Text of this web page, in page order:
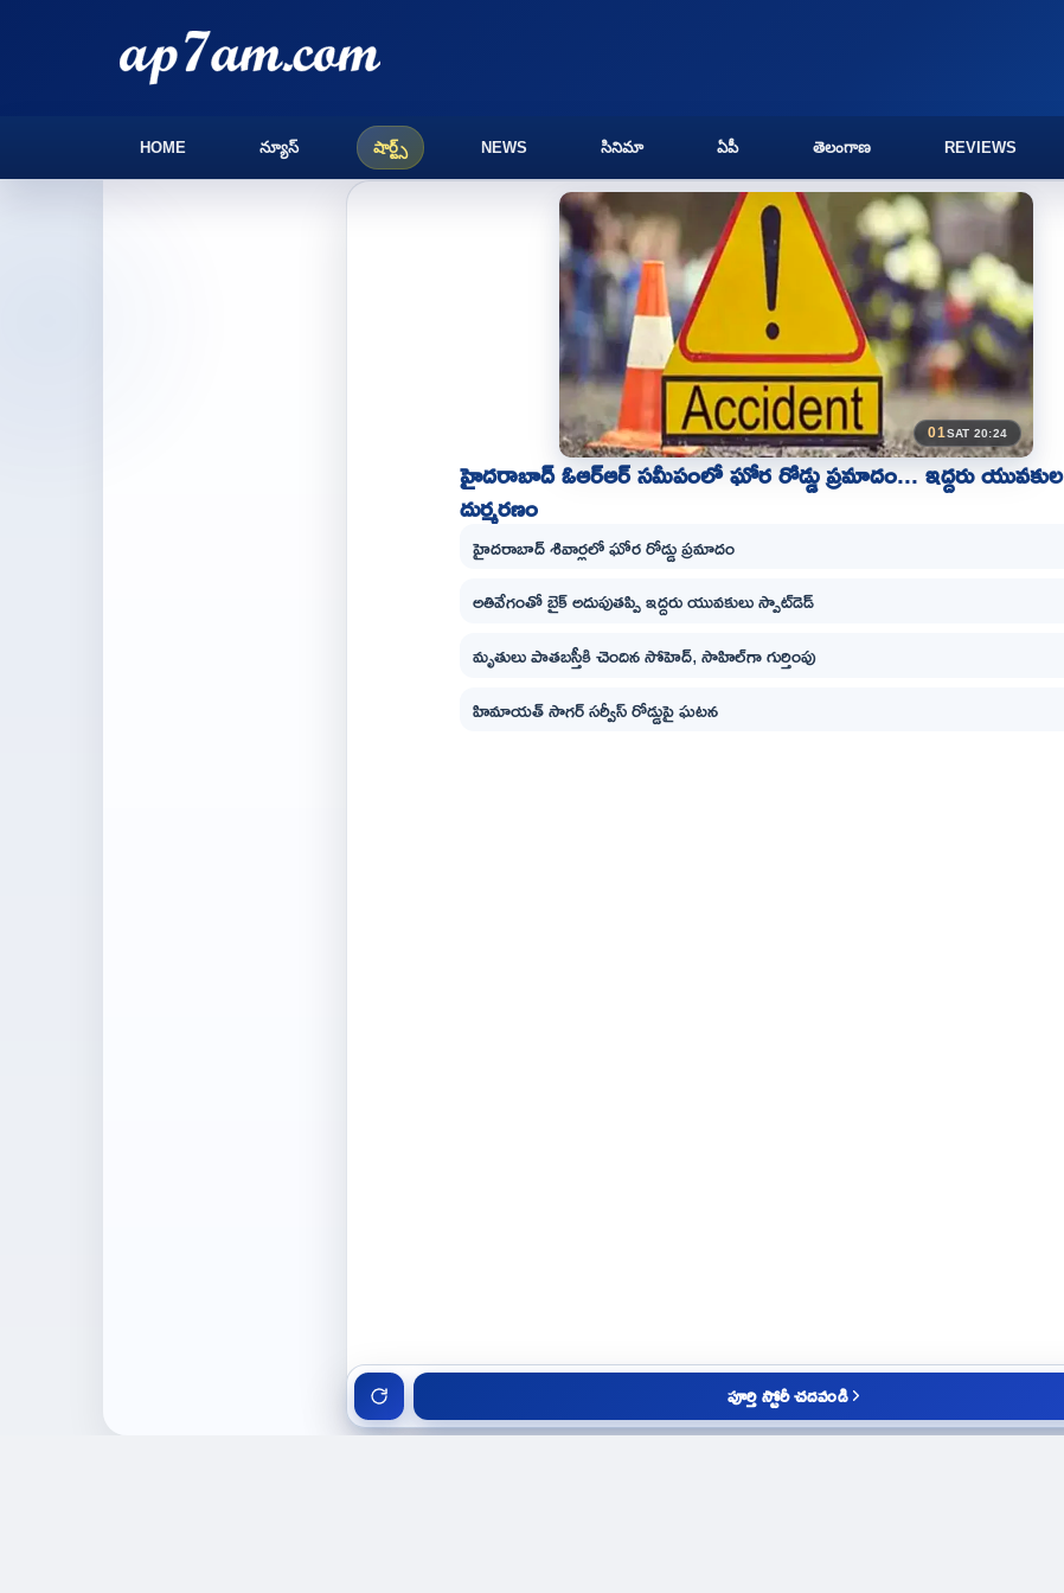
HOME న్యూస్ షార్ట్స్ NEWS సినిమా ఏపీ తెలంగాణ REVIEWS
01SAT 20:24
హైదరాబాద్ ఓఆర్ఆర్ సమీపంలో ఘోర రోడ్డు ప్రమాదం... ఇద్దరు యువకుల
దుర్మరణం
హైదరాబాద్ శివార్లలో ఘోర రోడ్డు ప్రమాదం
అతివేగంతో బైక్ అదుపుతప్పి ఇద్దరు యువకులు స్పాట్‌డెడ్
మృతులు పాతబస్తీకి చెందిన సోహెద్, సాహిల్‌గా గుర్తింపు
హిమాయత్ సాగర్ సర్వీస్ రోడ్డుపై ఘటన
పూర్తి స్టోరీ చదవండి